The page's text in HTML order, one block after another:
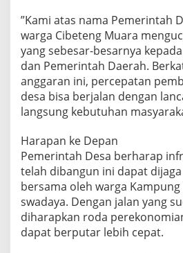
​”Kami atas nama Pemerintah
warga Cibeteng Muara
yang sebesar-besarnya
dan Pemerintah Daerah.
anggaran ini, percepatan
desa bisa berjalan dengan
langsung kebutuhan
​Harapan ke Depan
Pemerintah Desa berharap
telah dibangun ini dapat
bersama oleh warga
swadaya. Dengan jalan yang
diharapkan roda
dapat berputar lebih cepat.